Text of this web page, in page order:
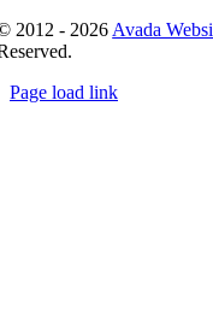
2012 - 2026 Avada
Page load link